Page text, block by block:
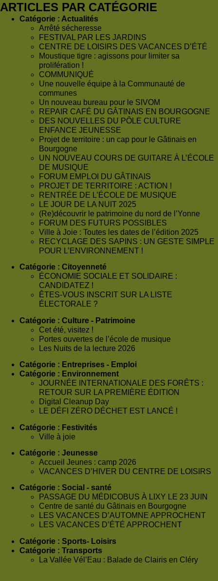
ARTICLES PAR CATÉGORIE
Catégorie : Actualités
Arrêté sécheresse
FESTIVAL PAR LES JARDINS
CENTRE DE LOISIRS DES VACANCES D’ÉTÉ
Moustique tigre : agissons pour limiter sa
prolifération !
COMMUNIQUÉ
Une nouvelle équipe à la Communauté de
communes
Un nouveau bureau pour le SIVOM
REPAIR CAFÉ DU GÂTINAIS EN BOURGOGNE
DES NOUVELLES DU PÔLE CULTURE
ENFANCE JEUNESSE
Projet de territoire : un cap pour le Gâtinais en
Bourgogne
UN NOUVEAU COURS DE GUITARE À L’ÉCOLE
DE MUSIQUE
FORUM EMPLOI DU GÂTINAIS
PROJET DE TERRITOIRE : ACTION !
RENTRÉE DE L’ÉCOLE DE MUSIQUE
LE JOUR DE LA NUIT 2025
(Re)découvrir le patrimoine du nord de l’Yonne
FORUM DES FUTURS POSSIBLES
Ville à Joie : Toutes les dates de l’édition 2025
RECYCLAGE DES SAPINS : UN GESTE SIMPLE
POUR L’ENVIRONNEMENT !
Catégorie : Citoyenneté
ÉCONOMIE SOCIALE ET SOLIDAIRE :
CANDIDATEZ !
ÊTES-VOUS INSCRIT SUR LA LISTE
ÉLECTORALE ?
Catégorie : Culture - Patrimoine
Cet été, visitez !
Portes ouvertes de l’école de musique
Les Nuits de la lecture 2026
Catégorie : Entreprises - Emploi
Catégorie : Environnement
JOURNÉE INTERNATIONALE DES FORÊTS :
RETOUR SUR LA PREMIÈRE ÉDITION
Digital Cleanup Day
LE DÉFI ZÉRO DÉCHET EST LANCÉ !
Catégorie : Festivités
Ville à joie
Catégorie : Jeunesse
Accueil Jeunes : camp 2026
VACANCES D’HIVER DU CENTRE DE LOISIRS
Catégorie : Social - santé
PASSAGE DU MÉDICOBUS À LIXY LE 23 JUIN
Centre de santé du Gâtinais en Bourgogne
LES VACANCES D’AUTOMNE APPROCHENT
LES VACANCES D’ÉTÉ APPROCHENT
Catégorie : Sports- Loisirs
Catégorie : Transports
La Vallée Vél’Eau : Balade de Clairis en Cléry